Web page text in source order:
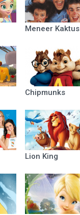
Meneer Kaktus
Chipmunks
Lion King